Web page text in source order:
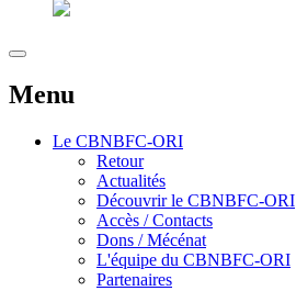
Menu
Le CBNBFC-ORI
Retour
Actualités
Découvrir le CBNBFC-ORI
Accès / Contacts
Dons / Mécénat
L'équipe du CBNBFC-ORI
Partenaires